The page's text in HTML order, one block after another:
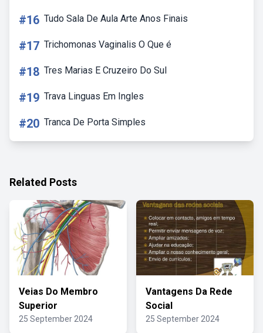
#16 Tudo Sala De Aula Arte Anos Finais
#17 Trichomonas Vaginalis O Que é
#18 Tres Marias E Cruzeiro Do Sul
#19 Trava Linguas Em Ingles
#20 Tranca De Porta Simples
Related Posts
Veias Do Membro
Superior
25 September 2024
Vantagens Da Rede
Social
25 September 2024